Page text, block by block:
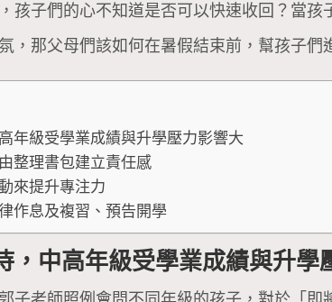
孩子們的心不知道是否可以快速收回？當
，那父母們該如何在暑假結束前，幫孩子
年級受學業成績與升學壓力影響大
整理書包建立責任感
來提升專注力
作息及複習、預告開學
，中高年級受學業成績與升學